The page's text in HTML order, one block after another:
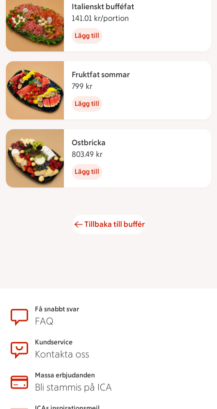
Italienskt bufféfat
141.01 kr/portion
Lägg till
Fruktfat sommar
799 kr
Lägg till
Ostbricka
803.49 kr
Lägg till
Tillbaka till buffér
SidfotFå snabbt svar
FAQ
Kundservice
Kontakta oss
Massa erbjudanden
Bli stammis på ICA